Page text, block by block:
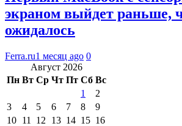
экраном выйдет раньше,
ожидалось
Ferra.ru1 месяц ago 0
Август 2026
Пн Вт Ср Чт Пт Сб Вс
1
2
3
4 5 6 7 8
9
10 11 12 13 14 15 16